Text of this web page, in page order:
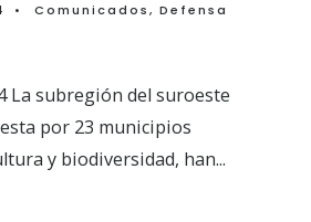
• Comunicados, Defensa
La subregión del suroeste
por 23 municipios
y biodiversidad, han...